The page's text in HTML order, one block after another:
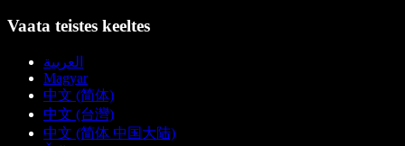
Vaata teistes keeltes
العربية
Magyar
中文 (简体)
中文 (台灣)
中文 (简体 中国大陆)